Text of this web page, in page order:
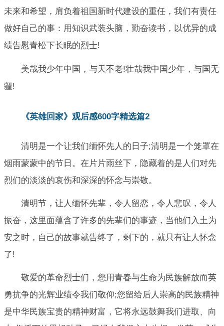
未来和希望，肩负着祖国新时代建设的重任，我们有责任
做好自己的事：用知识武装头脑，勤奋读书，以优异的成
绩告慰青松下长眠的烈士!
美哉我少年中国，与天不老!壮哉我中国少年，与国无
疆!
《英雄回家》观后感600字精选篇2
清明是一个让我们缅怀先人的日子;清明是一个笼罩在
烟雨蒙蒙中的节日。在片片雨丝下，隐藏着的是人们对先
烈们的淡淡的哀伤和深深的怀念与崇敬。
清明节，让人缅怀先辈，令人留恋，令人悲叹，令人
振奋，这里面蕴含了许多的先辈们的事迹，当他们入土为
安之时，自己的故事就告终了，剩下的，就只有让人怀念
了!
敬爱的革命烈士们，您用青春与生命为民族解放而英
勇抗争的光辉业绩令我们敬仰;您留给后人崇高的民族精神
是中华民族宝贵的精神财富，它将永远鼓舞我们进取、向